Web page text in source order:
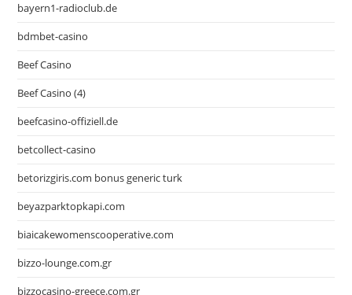
bayern1-radioclub.de
bdmbet-casino
Beef Casino
Beef Casino (4)
beefcasino-offiziell.de
betcollect-casino
betorizgiris.com bonus generic turk
beyazparktopkapi.com
biaicakewomenscooperative.com
bizzo-lounge.com.gr
bizzocasino-greece.com.gr